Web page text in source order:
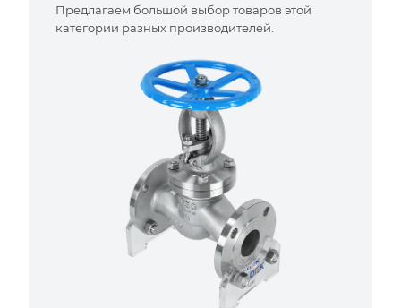
Предлагаем большой выбор товаров этой
категории разных производителей.